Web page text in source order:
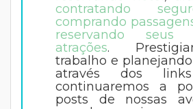
contratando
comprando
reservando seus
atrações .
trabalho e
através dos
continuaremos a
posts de nossas